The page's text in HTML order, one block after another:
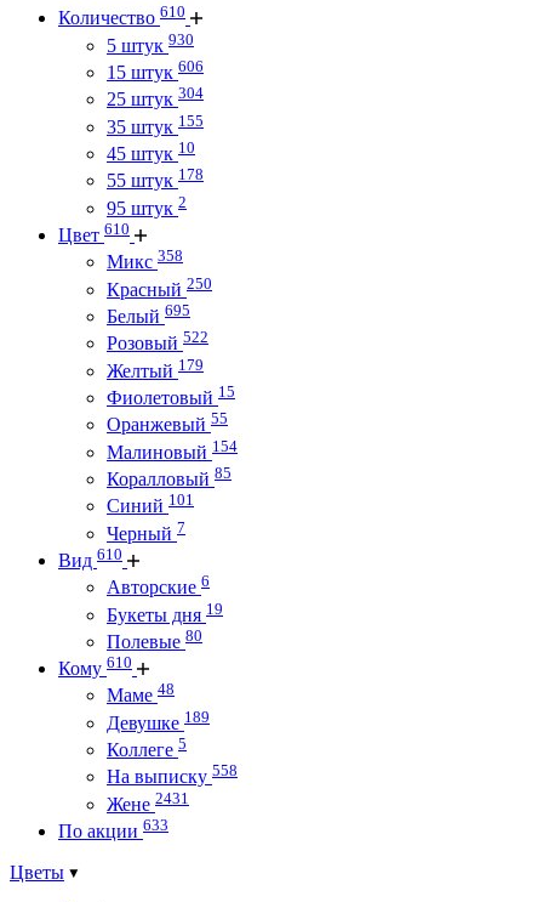
Количество 610
5 штук 930
15 штук 606
25 штук 304
35 штук 155
45 штук 10
55 штук 178
95 штук 2
Цвет 610
Микс 358
Красный 250
Белый 695
Розовый 522
Желтый 179
Фиолетовый 15
Оранжевый 55
Малиновый 154
Коралловый 85
Синий 101
Черный 7
Вид 610
Авторские 6
Букеты дня 19
Полевые 80
Кому 610
Маме 48
Девушке 189
Коллеге 5
На выписку 558
Жене 2431
По акции 633
Цветы